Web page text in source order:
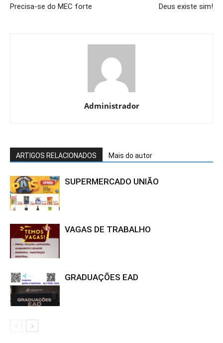
Precisa-se do MEC forte Deus existe sim!
Administrador
ARTIGOS RELACIONADOS Mais do autor
SUPERMERCADO UNIÃO
VAGAS DE TRABALHO
GRADUAÇÕES EAD